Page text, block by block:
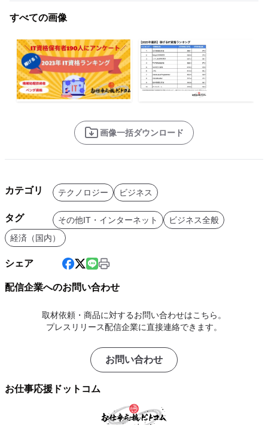
すべての画像
画像一括ダウンロード
カテゴリ テクノロジー ビジネス
タグ その他IT・インターネット
ビジネス全般
経済（国内）
シェア
配信企業へのお問い合わせ
取材依頼・商品に対するお問い合わせはこちら。
プレスリリース配信企業に直接連絡できます。
お問い合わせ
お仕事応援ドットコム